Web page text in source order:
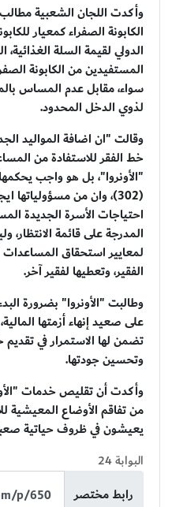
وأكدت اللجان الشعبية
الكابونة الصفراء كمعيار
الدولي لقيمة السلة
المستفيدين من الكابونة
سواء، مقابل عدم المساس
لذوي الدخل المحدود.
وقالت "ان اضافة المواليد
خط الفقر للاستفادة من
"الأونروا"، بل هو واجب
(302)، وان من مسؤولياتها
احتياجات الأسرة الجديدة
المدرجة على قائمة
لمعايير استحقاق
الفقير، وتعطيها لفقير آخر.
وطالبت "الأونروا" بضرورة
على صعيد إنهاء أزمتها
تضمن لها الاستمرار في تقديم
وتحسين جودتها.
وأكدت أن تقليص خدمات
من تفاقم الأوضاع المعيشية
يعيشون في ظروف حياتية
البوابة 24
رابط مختصر